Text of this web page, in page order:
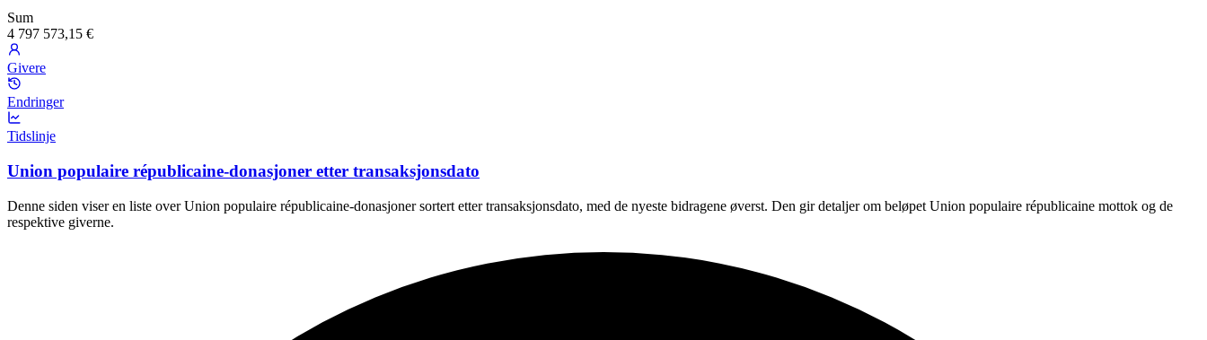
Sum
4 797 573,15 €
Givere
Endringer
Tidslinje
Union populaire républicaine-donasjoner etter transaksjonsdato
Denne siden viser en liste over Union populaire républicaine-donasjoner sortert etter transaksjonsdato, med de nyeste bidragene øverst. Den gir detaljer om beløpet Union populaire républicaine mottok og de
respektive giverne.